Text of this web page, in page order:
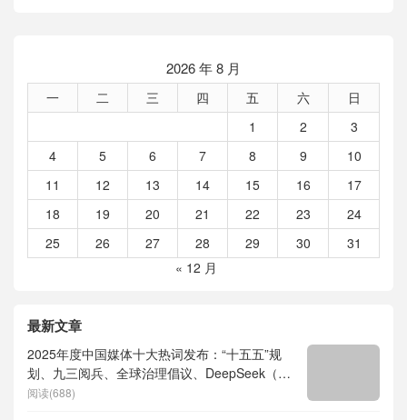
2026 年 8 月
一 二 三 四 五 六
日
1
2
3
4
5 6 7 8 9
10
11
12 13 14 15 16
17
18
19 20 21 22 23
24
25
26 27 28 29 30
31
« 12 月
最新文章
2025年度中国媒体十大热词发布：“十五五”规
划、九三阅兵、全球治理倡议、DeepSeek（深
度求索）、人形机器人、苏超、票根经济、育
阅读(688)